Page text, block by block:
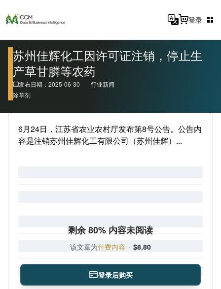
登录
苏州佳辉化工因许可证注销，停止生
产草甘膦等农药
发布日期：2025-06-30
行业新闻
除草剂
6月24日，江苏省农业农村厅发布第8号公告。公告内
容是注销苏州佳辉化工有限公司（苏州佳辉）...
剩余 80% 内容未阅读
该文章为付费内容 · $8.80
登录后购买